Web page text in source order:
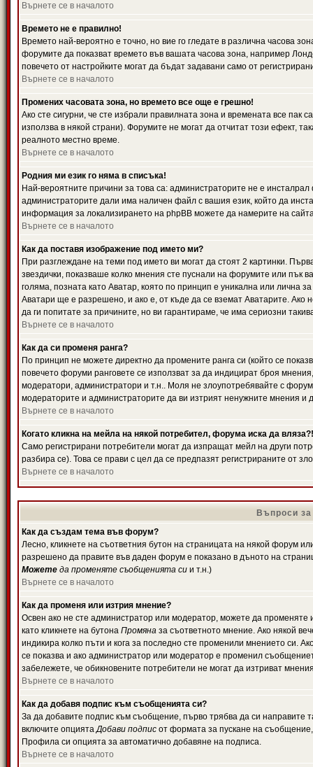
Върнете се в началото
Времето не е правилно!
Времето най-вероятно е точно, но вие го гледате в различна часова
форумите да показват времето във вашата часова зона, например
повечето от настройките могат да бъдат задавани само от
Върнете се в началото
Промених часовата зона, но времето все още е грешно!
Ако сте сигурни, че сте избрали правилната зона и времената все
използва в някой страни). Форумите не могат да отчитат този ефект,
реалното местно време.
Върнете се в началото
Родния ми език го няма в списъка!
Най-вероятните причини за това са: администраторите не е
администраторите дали има наличен файл с вашия език, който да
информация за локализирането на phpBB можете да намерите на
Върнете се в началото
Как да поставя изображение под името ми?
При разглеждане на теми под името ви могат да стоят 2 картинки.
звездички, показваше колко мнения сте пуснали на форумите или пък
голяма, позната като Аватар, която по принцип е уникална или лична
Аватари ще е разрешено, и ако е, от къде да се вземат Аватарите.
да ги попитате за причините, но ви гарантираме, че има сериозни
Върнете се в началото
Как да си променя ранга?
По принцип не можете директно да промените ранга си (който се
повечето форуми ранговете се използват за да индицират броя
модератори, администратори и т.н.. Моля не злоупотребявайте с
модераторите и администраторите да ви изтрият ненужните мнения и
Върнете се в началото
Когато кликна на мейла на някой потребител, форума иска да вляза?!
Само регистрирани потребители могат да изпращат мейл на други
разбира се). Това се прави с цел да се предпазят регистрираните от
Върнете се в началото
Въпроси
Как да създам тема във форум?
Лесно, кликнете на съответния бутон на страницата на някой форум
разрешено да правите във даден форум е показано в дъното на
Можете да променяте съобщенията си и т.н.)
Върнете се в началото
Как да променя или изтрия мнение?
Освен ако не сте администратор или модератор, можете да
като кликнете на бутона Промяна за съответното мнение. Ако някой
индикира колко пъти и кога за последно сте променили мнението си.
се показва и ако администратор или модератор е променил
забележете, че обикновените потребители не могат да изтриват
Върнете се в началото
Как да добавя подпис към съобщенията си?
За да добавите подпис към съобщение, първо трябва да си
включите опциятаДобави подпис от формата за пускане на
Профила си опцията за автоматично добавяне на подписа.
Върнете се в началото